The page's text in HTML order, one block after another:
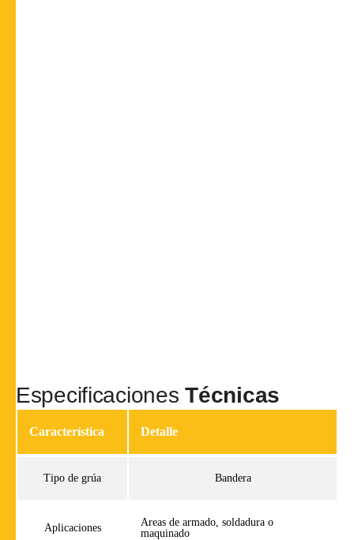
EspecificacionesTécnicas
Característica Detalle
Tipo de grúa Bandera
Aplicaciones
Areas de armado, soldadura o
maquinado